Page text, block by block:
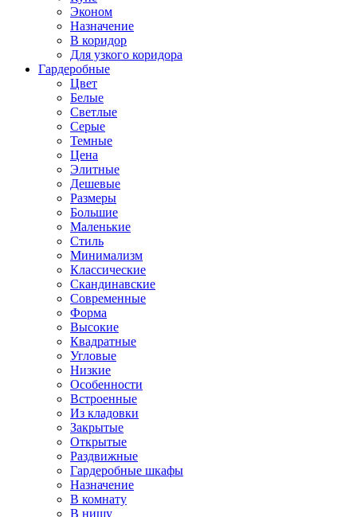
Эконом
Назначение
В коридор
Для узкого коридора
Гардеробные
Цвет
Белые
Светлые
Серые
Темные
Цена
Элитные
Дешевые
Размеры
Большие
Маленькие
Стиль
Минимализм
Классические
Скандинавские
Современные
Форма
Высокие
Квадратные
Угловые
Низкие
Особенности
Встроенные
Из кладовки
Закрытые
Открытые
Раздвижные
Гардеробные шкафы
Назначение
В комнату
В нишу